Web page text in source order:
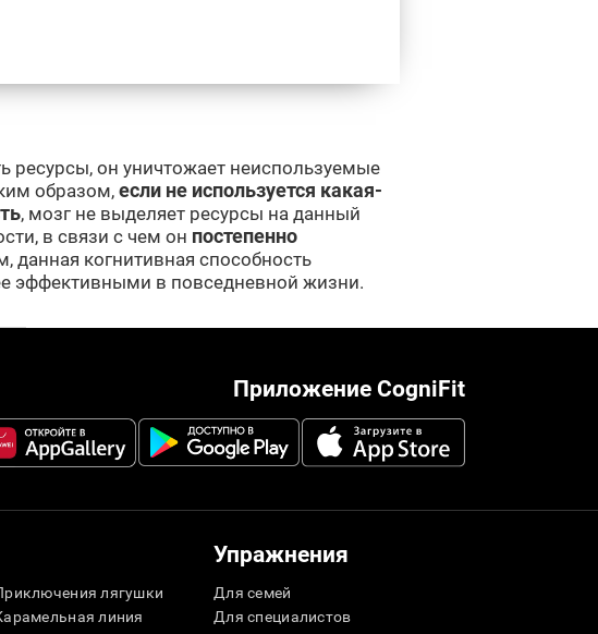
ресурсы, он уничтожает неиспользуемые
образом, если не используется какая-
, мозг не выделяет ресурсы на данный
в связи с чем он постепенно
данная когнитивная способность
эффективными в повседневной жизни.
Приложение CogniFit
лягушки
линия
Упражнения
Для семей
Для специалистов